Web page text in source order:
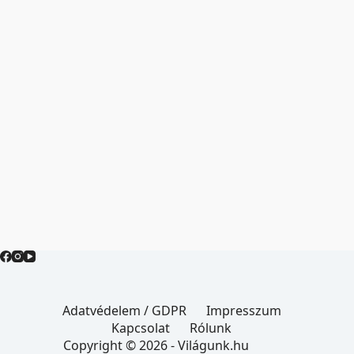
Adatvédelem / GDPR
Impresszum
Kapcsolat
Rólunk
Copyright © 2026 - Világunk.hu